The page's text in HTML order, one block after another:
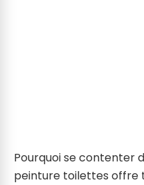
Pourquoi se contenter
peinture toilettes offre